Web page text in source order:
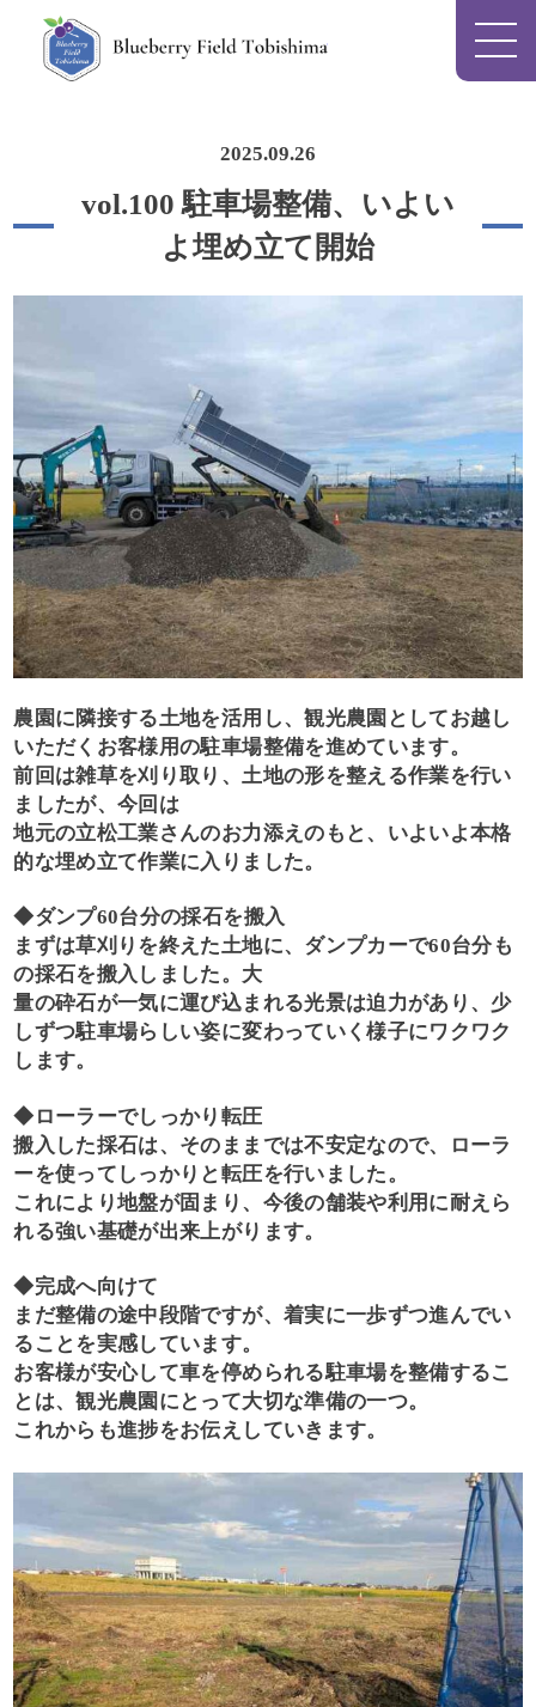
Blueberry Field
2025.09.26
vol.100 駐車場整備、いよい
よ埋め立て開始
農園に隣接する土地を活用し、観光農園としてお越し
いただくお客様用の駐車場整備を進めています。
前回は雑草を刈り取り、土地の形を整える作業を行い
ましたが、今回は
地元の立松工業さんのお力添えのもと、いよいよ本格
的な埋め立て作業に入りました。
◆ダンプ60台分の採石を搬入
まずは草刈りを終えた土地に、ダンプカーで60台分も
の採石を搬入しました。大
量の砕石が一気に運び込まれる光景は迫力があり、少
しずつ駐車場らしい姿に変わっていく様子にワクワク
します。
◆ローラーでしっかり転圧
搬入した採石は、そのままでは不安定なので、ローラ
ーを使ってしっかりと転圧を行いました。
これにより地盤が固まり、今後の舗装や利用に耐えら
れる強い基礎が出来上がります。
◆完成へ向けて
まだ整備の途中段階ですが、着実に一歩ずつ進んでい
ることを実感しています。
お客様が安心して車を停められる駐車場を整備するこ
とは、観光農園にとって大切な準備の一つ。
これからも進捗をお伝えしていきます。